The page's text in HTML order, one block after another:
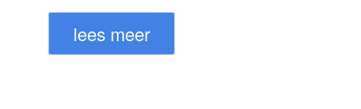
lees meer